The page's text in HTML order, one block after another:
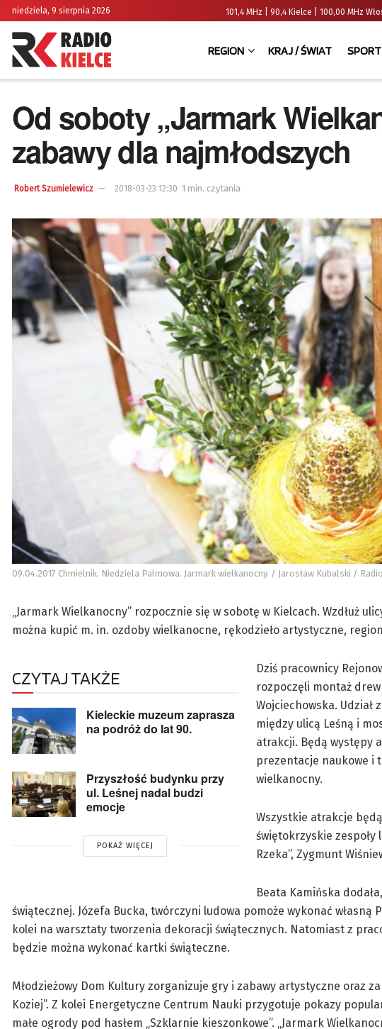
niedziela, 9 sierpnia 2026 101,4 MHz | 90,4 Kielce | 100,00 MHz
REGION KRAJ / ŚWIAT SPORT
Od soboty „Jarmark
zabawy dla najmłodszych
Robert Szumielewicz 2018-03-23 12:30 1 min. czytania
09.04.2017 Chmielnik. Niedziela Palmowa. Jarmark wielkanocny. / Jarosław Kubalski /
„Jarmark Wielkanocny” rozpocznie się w sobotę w Kielcach. Wzdłuż
można kupić m. in. ozdoby wielkanocne, rękodzieło artystyczne,
CZYTAJ TAKŻE
Kieleckie muzeum zaprasza
na podróż do lat 90.
Przyszłość budynku przy
ul. Leśnej nadal budzi
emocje
POKAŻ WIĘCEJ
Dziś pracownicy
rozpoczęli montaż
Wojciechowska. Udział
między ulicą Leśną i
atrakcji. Będą występy
prezentacje naukowe i
wielkanocny.
Wszystkie atrakcje
świętokrzyskie zespoły
Rzeka”, Zygmunt
Beata Kamińska
świątecznej. Józefa Bucka, twórczyni ludowa pomoże wykonać własną
kolei na warsztaty tworzenia dekoracji świątecznych. Natomiast z
będzie można wykonać kartki świąteczne.
Młodzieżowy Dom Kultury zorganizuje gry i zabawy artystyczne oraz
Koziej”. Z kolei Energetyczne Centrum Nauki przygotuje pokazy
małe ogrody pod hasłem „Szklarnie kieszonkowe”. „Jarmark